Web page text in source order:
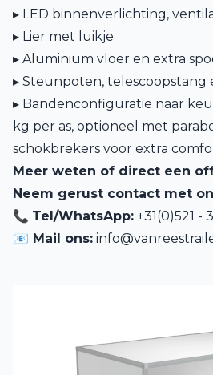
▸ LED binnenverlichting,
▸ Lier met luikje
▸ Aluminium vloer en extra
▸ Steunpoten, telescoopstang
▸ Bandenconfiguratie naar
kg per as, optioneel met
schokbrekers voor extra
Meer weten of direct een
Neem gerust contact met
📞 Tel/WhatsApp: +31(0)521 -
📧 Mail ons: